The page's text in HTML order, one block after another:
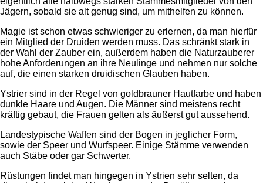
Jägern, sobald sie alt genug sind, um mithelfen zu können.
Magie ist schon etwas schwieriger zu erlernen, da man hierfür
ein Mitglied der Druiden werden muss. Das schränkt stark in
der Wahl der Zauber ein, außerdem haben die Naturzauberer
hohe Anforderungen an ihre Neulinge und nehmen nur solche
auf, die einen starken druidischen Glauben haben.
Ystrier sind in der Regel von goldbrauner Hautfarbe und haben
dunkle Haare und Augen. Die Männer sind meistens recht
kräftig gebaut, die Frauen gelten als äußerst gut aussehend.
Landestypische Waffen sind der Bogen in jeglicher Form,
sowie der Speer und Wurfspeer. Einige Stämme verwenden
auch Stäbe oder gar Schwerter.
Rüstungen findet man hingegen in Ystrien sehr selten, da